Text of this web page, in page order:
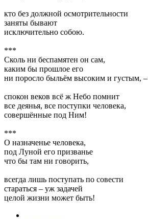
кто без должной осмотрительности
заняты бывают
исключительно собою.
***
Сколь ни беспамятен он сам,
каким бы прошлое его
ни поросло быльём высоким и густым, –
спокон веков всё ж Небо помнит
все деянья, все поступки человека,
совершённые под Ним!
***
О назначенье человека,
под Луной его призванье
что бы там ни говорить,
всегда лишь поступать по совести
стараться – уж задачей
целой жизни может быть!